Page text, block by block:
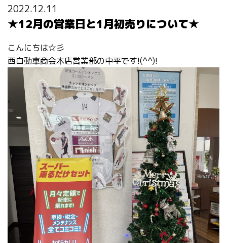
2022.12.11
★12月の営業日と1月初売りについて★
こんにちは☆彡
西自動車商会本店営業部の中平です!(^^)!